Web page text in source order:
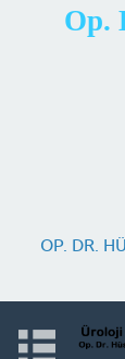
Op.
OP. DR.